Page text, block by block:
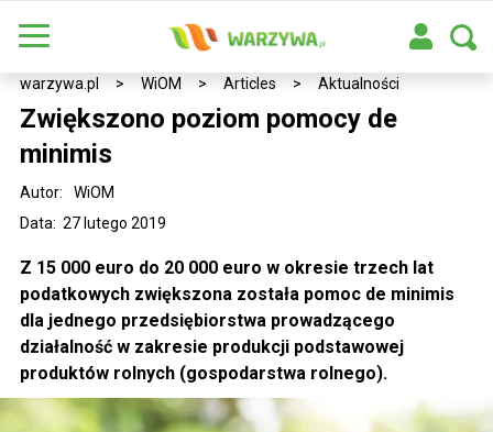
warzywa.pl > WiOM > Articles > Aktualności
Zwiększono poziom pomocy de
minimis
Data: 27 lutego 2019
Autor: WiOM
Z 15 000 euro do 20 000 euro w okresie trzech lat
podatkowych zwiększona została pomoc de minimis
dla jednego przedsiębiorstwa prowadzącego
działalność w zakresie produkcji podstawowej
produktów rolnych (gospodarstwa rolnego).